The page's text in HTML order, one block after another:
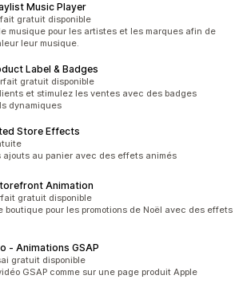
Music Player
5gratuit disponible
musique pour les artistes et les marques afin de
leur musique.
Label & Badges
5 gratuit disponible
et stimulez les ventes avec des badges
dynamiques
Store Effects
5
ajouts au panier avec des effets animés
Animation
5gratuit disponible
boutique pour les promotions de Noël avec des effets
‑ Animations GSAP
5
gratuit disponible
GSAP comme sur une page produit Apple